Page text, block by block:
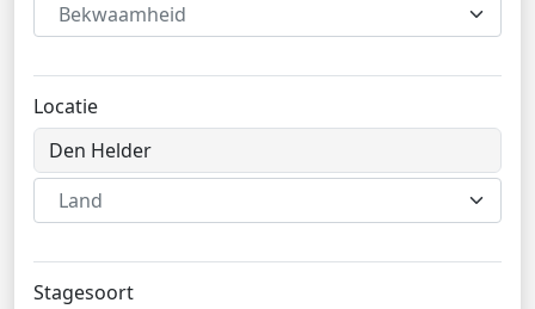
Bekwaamheid
Locatie
Land
Stagesoort